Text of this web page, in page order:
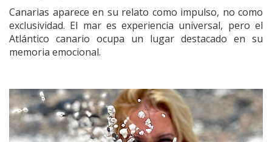
Canarias aparece en su relato como impulso, no como
exclusividad. El mar es experiencia universal, pero el
Atlántico canario ocupa un lugar destacado en su
memoria emocional.